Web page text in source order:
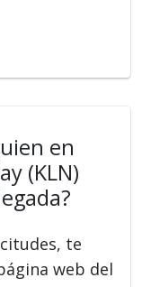
en
(KLN)
te
web del